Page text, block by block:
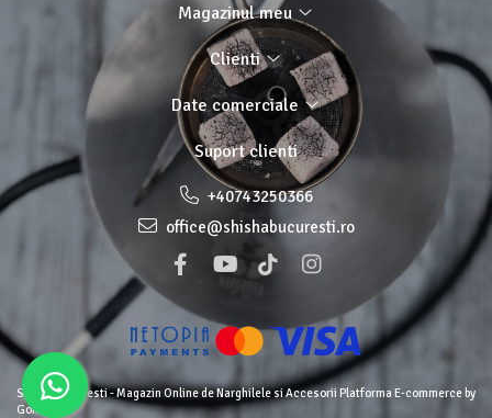
Magazinul meu
Clienti
Date comerciale
Suport clienti
+40743250366
office@shishabucuresti.ro
Shisha Bucuresti - Magazin Online de Narghilele si Accesorii Platforma E-commerce by
Gomag